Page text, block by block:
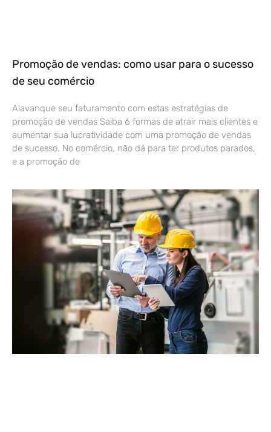
Promoção de vendas: como usar para o sucesso
de seu comércio
Alavanque seu faturamento com estas estratégias de
promoção de vendas Saiba 6 formas de atrair mais clientes e
aumentar sua lucratividade com uma promoção de vendas
de sucesso. No comércio, não dá para ter produtos parados,
e a promoção de